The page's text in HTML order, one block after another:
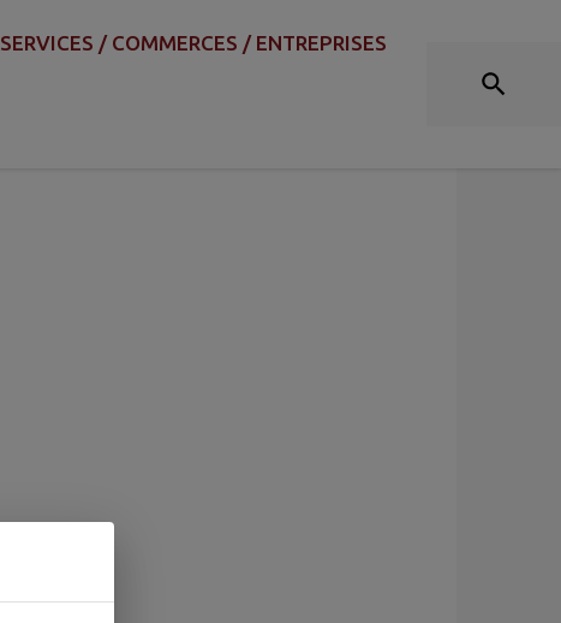
SERVICES / COMMERCES / ENTREPRISES